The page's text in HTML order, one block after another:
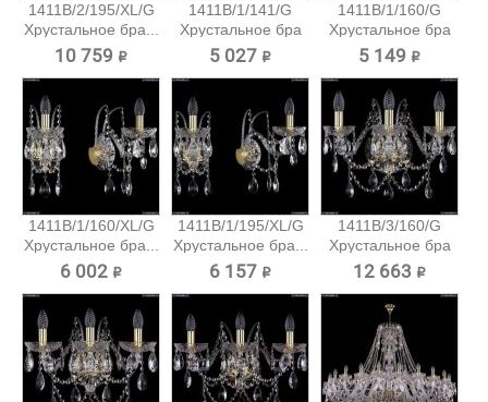
1411B/2/195/XL/G
Хрустальное бра...
10 759 ₽
1411B/1/141/G
Хрустальное бра
Bohemia...
5 027 ₽
1411B/1/160/G
Хрустальное бра
Bohemia...
5 149 ₽
1411B/1/160/XL/G
Хрустальное бра...
6 002 ₽
1411B/1/195/XL/G
Хрустальное бра...
6 157 ₽
1411B/3/160/G
Хрустальное бра
Bohemia...
12 663 ₽